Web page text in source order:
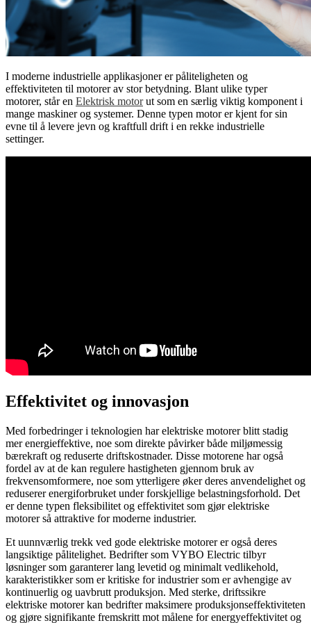
I moderne industrielle applikasjoner er påliteligheten og
effektiviteten til motorer av stor betydning. Blant ulike typer
motorer, står en Elektrisk motorut som en særlig viktig komponent i
mange maskiner og systemer. Denne typen motor er kjent for sin
evne til å levere jevn og kraftfull drift i en rekke industrielle
settinger.
Effektivitet og innovasjon
Med forbedringer i teknologien har elektriske motorer blitt stadig
mer energieffektive, noe som direkte påvirker både miljømessig
bærekraft og reduserte driftskostnader. Disse motorene har også
fordel av at de kan regulere hastigheten gjennom bruk av
frekvensomformere, noe som ytterligere øker deres anvendelighet og
reduserer energiforbruket under forskjellige belastningsforhold. Det
er denne typen fleksibilitet og effektivitet som gjør elektriske
motorer så attraktive for moderne industrier.
Et uunnværlig trekk ved gode elektriske motorer er også deres
langsiktige pålitelighet. Bedrifter som VYBO Electric tilbyr
løsninger som garanterer lang levetid og minimalt vedlikehold,
karakteristikker som er kritiske for industrier som er avhengige av
kontinuerlig og uavbrutt produksjon. Med sterke, driftssikre
elektriske motorer kan bedrifter maksimere produksjonseffektiviteten
og gjøre signifikante fremskritt mot målene for energyeffektivitet og